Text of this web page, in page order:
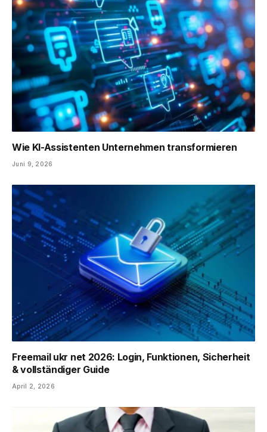
Wie KI-Assistenten Unternehmen transformieren
Juni 9, 2026
Freemail ukr net 2026: Login, Funktionen, Sicherheit
& vollständiger Guide
April 2, 2026